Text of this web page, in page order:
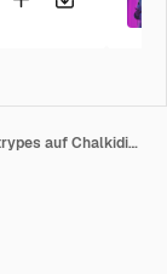
Luftüberflug über den Strand von Kavourotrypes auf Chalkidiki, Griechenland, mit vielen Menschen, die in klares blaues Wasser springen